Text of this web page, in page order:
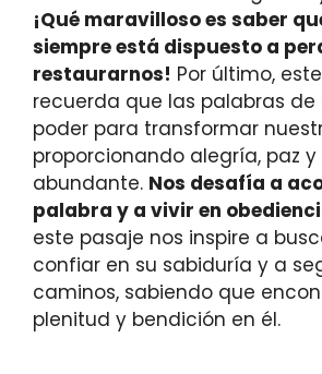
¡Qué maravilloso es saber
siempre está dispuesto a
restaurarnos! Por último,
recuerda que las palabras de
poder para transformar
proporcionando alegría, paz
abundante. Nos desafía a
palabra y a vivir en
este pasaje nos inspire a
confiar en su sabiduría y a
caminos, sabiendo que
plenitud y bendición en él.